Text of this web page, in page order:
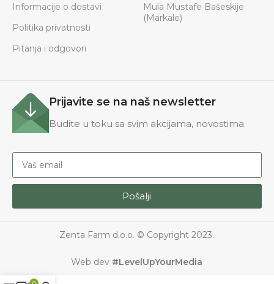
Informacije o dostavi
Politika privatnosti
Pitanja i odgovori
Mula Mustafe Bašeskije
(Markale)
Prijavite se na naš newsletter
Budite u toku sa svim akcijama, novostima.
Pošalji
Zenta Farm d.o.o. © Copyright 2023.
Web dev #LevelUpYourMedia